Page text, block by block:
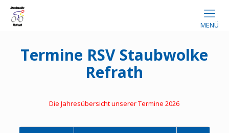
MENÜ
Termine RSV Staubwolke
Refrath
Die Jahresübersicht unserer Termine 2026